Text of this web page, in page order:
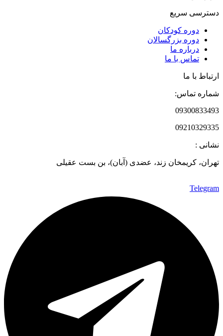
دسترسی سریع
دوره‌ کودکان
دوره‌ بزرگسالان
درباره ما
تماس با ما
ارتباط با ما
شماره تماس:
09300833493
09210329335
نشانی :
تهران، کریمخان زند، عضدی (آبان)، بن بست عقیلی
Telegram